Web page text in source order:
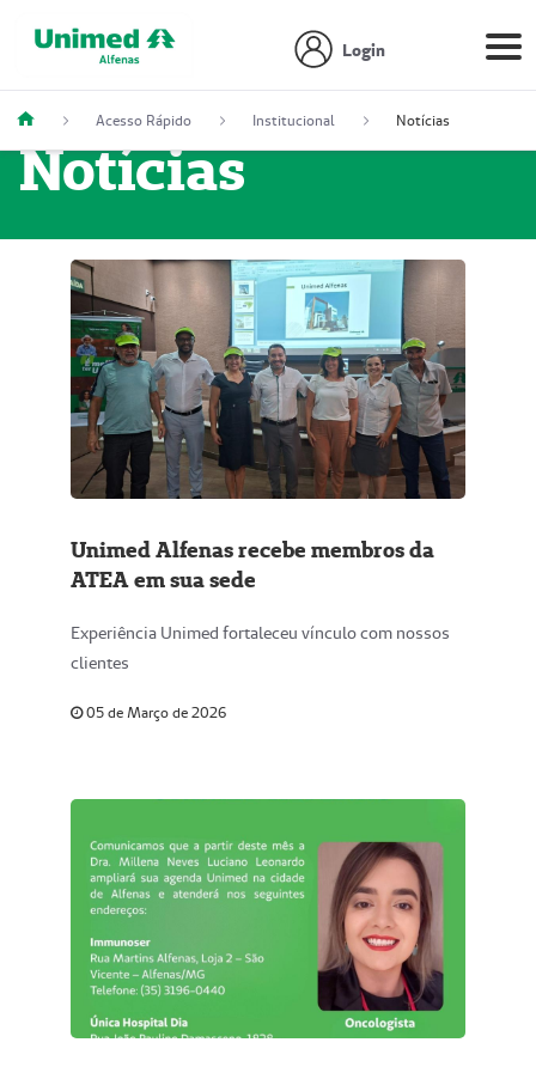
Login
Acesso Rápido Institucional Notícias
Notícias
Unimed Alfenas recebe membros da
ATEA em sua sede
Experiência Unimed fortaleceu vínculo com nossos
clientes
05 de Março de 2026